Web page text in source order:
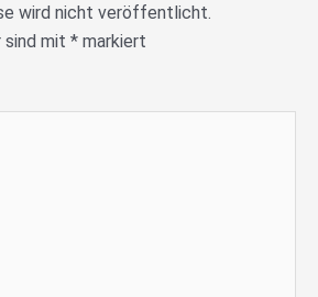
wird nicht veröffentlicht.
sind mit * markiert